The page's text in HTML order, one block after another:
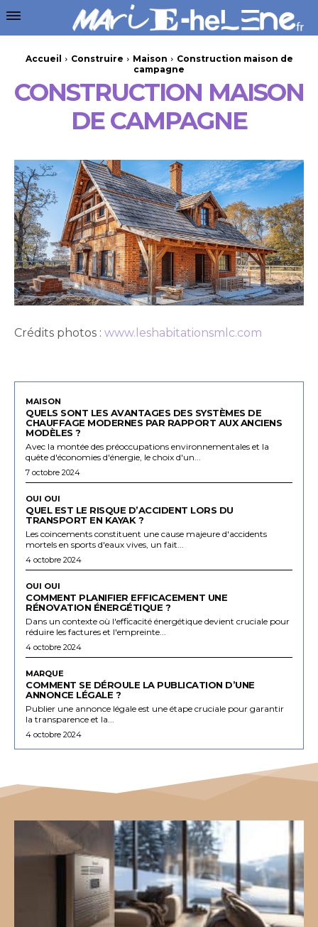
Accueil Construire Maison
Construction maison de
campagne
CONSTRUCTION MAISON
DE CAMPAGNE
Crédits photos : www.leshabitationsmlc.com
MAISON
QUELS SONT LES AVANTAGES DES SYSTÈMES DE
CHAUFFAGE MODERNES PAR RAPPORT AUX ANCIENS
MODÈLES ?
Avec la montée des préoccupations environnementales et la
quête d'économies d'énergie, le choix d'un...
7 octobre 2024
OUI OUI
QUEL EST LE RISQUE D’ACCIDENT LORS DU
TRANSPORT EN KAYAK ?
Les coincements constituent une cause majeure d'accidents
mortels en sports d'eaux vives, un fait...
4 octobre 2024
OUI OUI
COMMENT PLANIFIER EFFICACEMENT UNE
RÉNOVATION ÉNERGÉTIQUE ?
Dans un contexte où l'efficacité énergétique devient cruciale pour
réduire les factures et l'empreinte...
4 octobre 2024
MARQUE
COMMENT SE DÉROULE LA PUBLICATION D’UNE
ANNONCE LÉGALE ?
Publier une annonce légale est une étape cruciale pour garantir
la transparence et la...
4 octobre 2024